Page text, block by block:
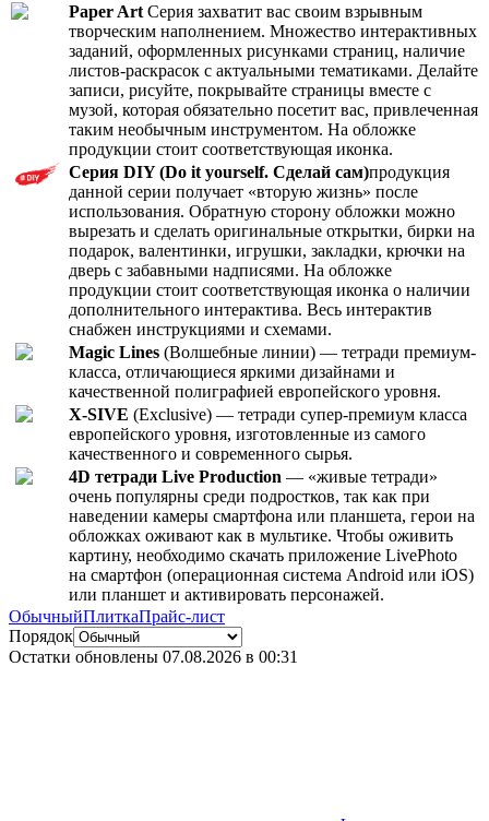
Paper Art Серия захватит вас своим взрывным
творческим наполнением. Множество интерактивных
заданий, оформленных рисунками страниц, наличие
листов-раскрасок с актуальными тематиками. Делайте
записи, рисуйте, покрывайте страницы вместе с
музой, которая обязательно посетит вас, привлеченная
таким необычным инструментом. На обложке
продукции стоит соответствующая иконка.
Серия DIY (Do it yourself. Сделай сам)продукция
данной серии получает «вторую жизнь» после
использования. Обратную сторону обложки можно
вырезать и сделать оригинальные открытки, бирки на
подарок, валентинки, игрушки, закладки, крючки на
дверь с забавными надписями. На обложке
продукции стоит соответствующая иконка о наличии
дополнительного интерактива. Весь интерактив
снабжен инструкциями и схемами.
Magic Lines (Волшебные линии) — тетради премиум-
класса, отличающиеся яркими дизайнами и
качественной полиграфией европейского уровня.
X-SIVE (Exclusive) — тетради супер-премиум класса
европейского уровня, изготовленные из самого
качественного и современного сырья.
4D тетради Live Production — «живые тетради»
очень популярны среди подростков, так как при
наведении камеры смартфона или планшета, герои на
обложках оживают как в мультике. Чтобы оживить
картину, необходимо скачать приложение LivePhoto
на смартфон (операционная система Android или iOS)
или планшет и активировать персонажей.
ОбычныйПлиткаПрайс-лист
Порядок
Остатки обновлены 07.08.2026 в 00:31